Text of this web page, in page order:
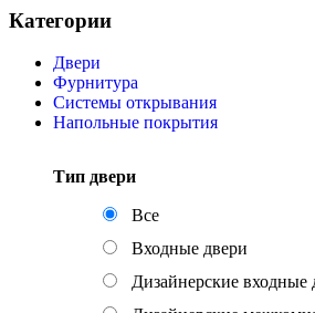
Категории
Двери
Фурнитура
Системы открывания
Напольные покрытия
Тип двери
Все
Входные двери
Дизайнерские входные